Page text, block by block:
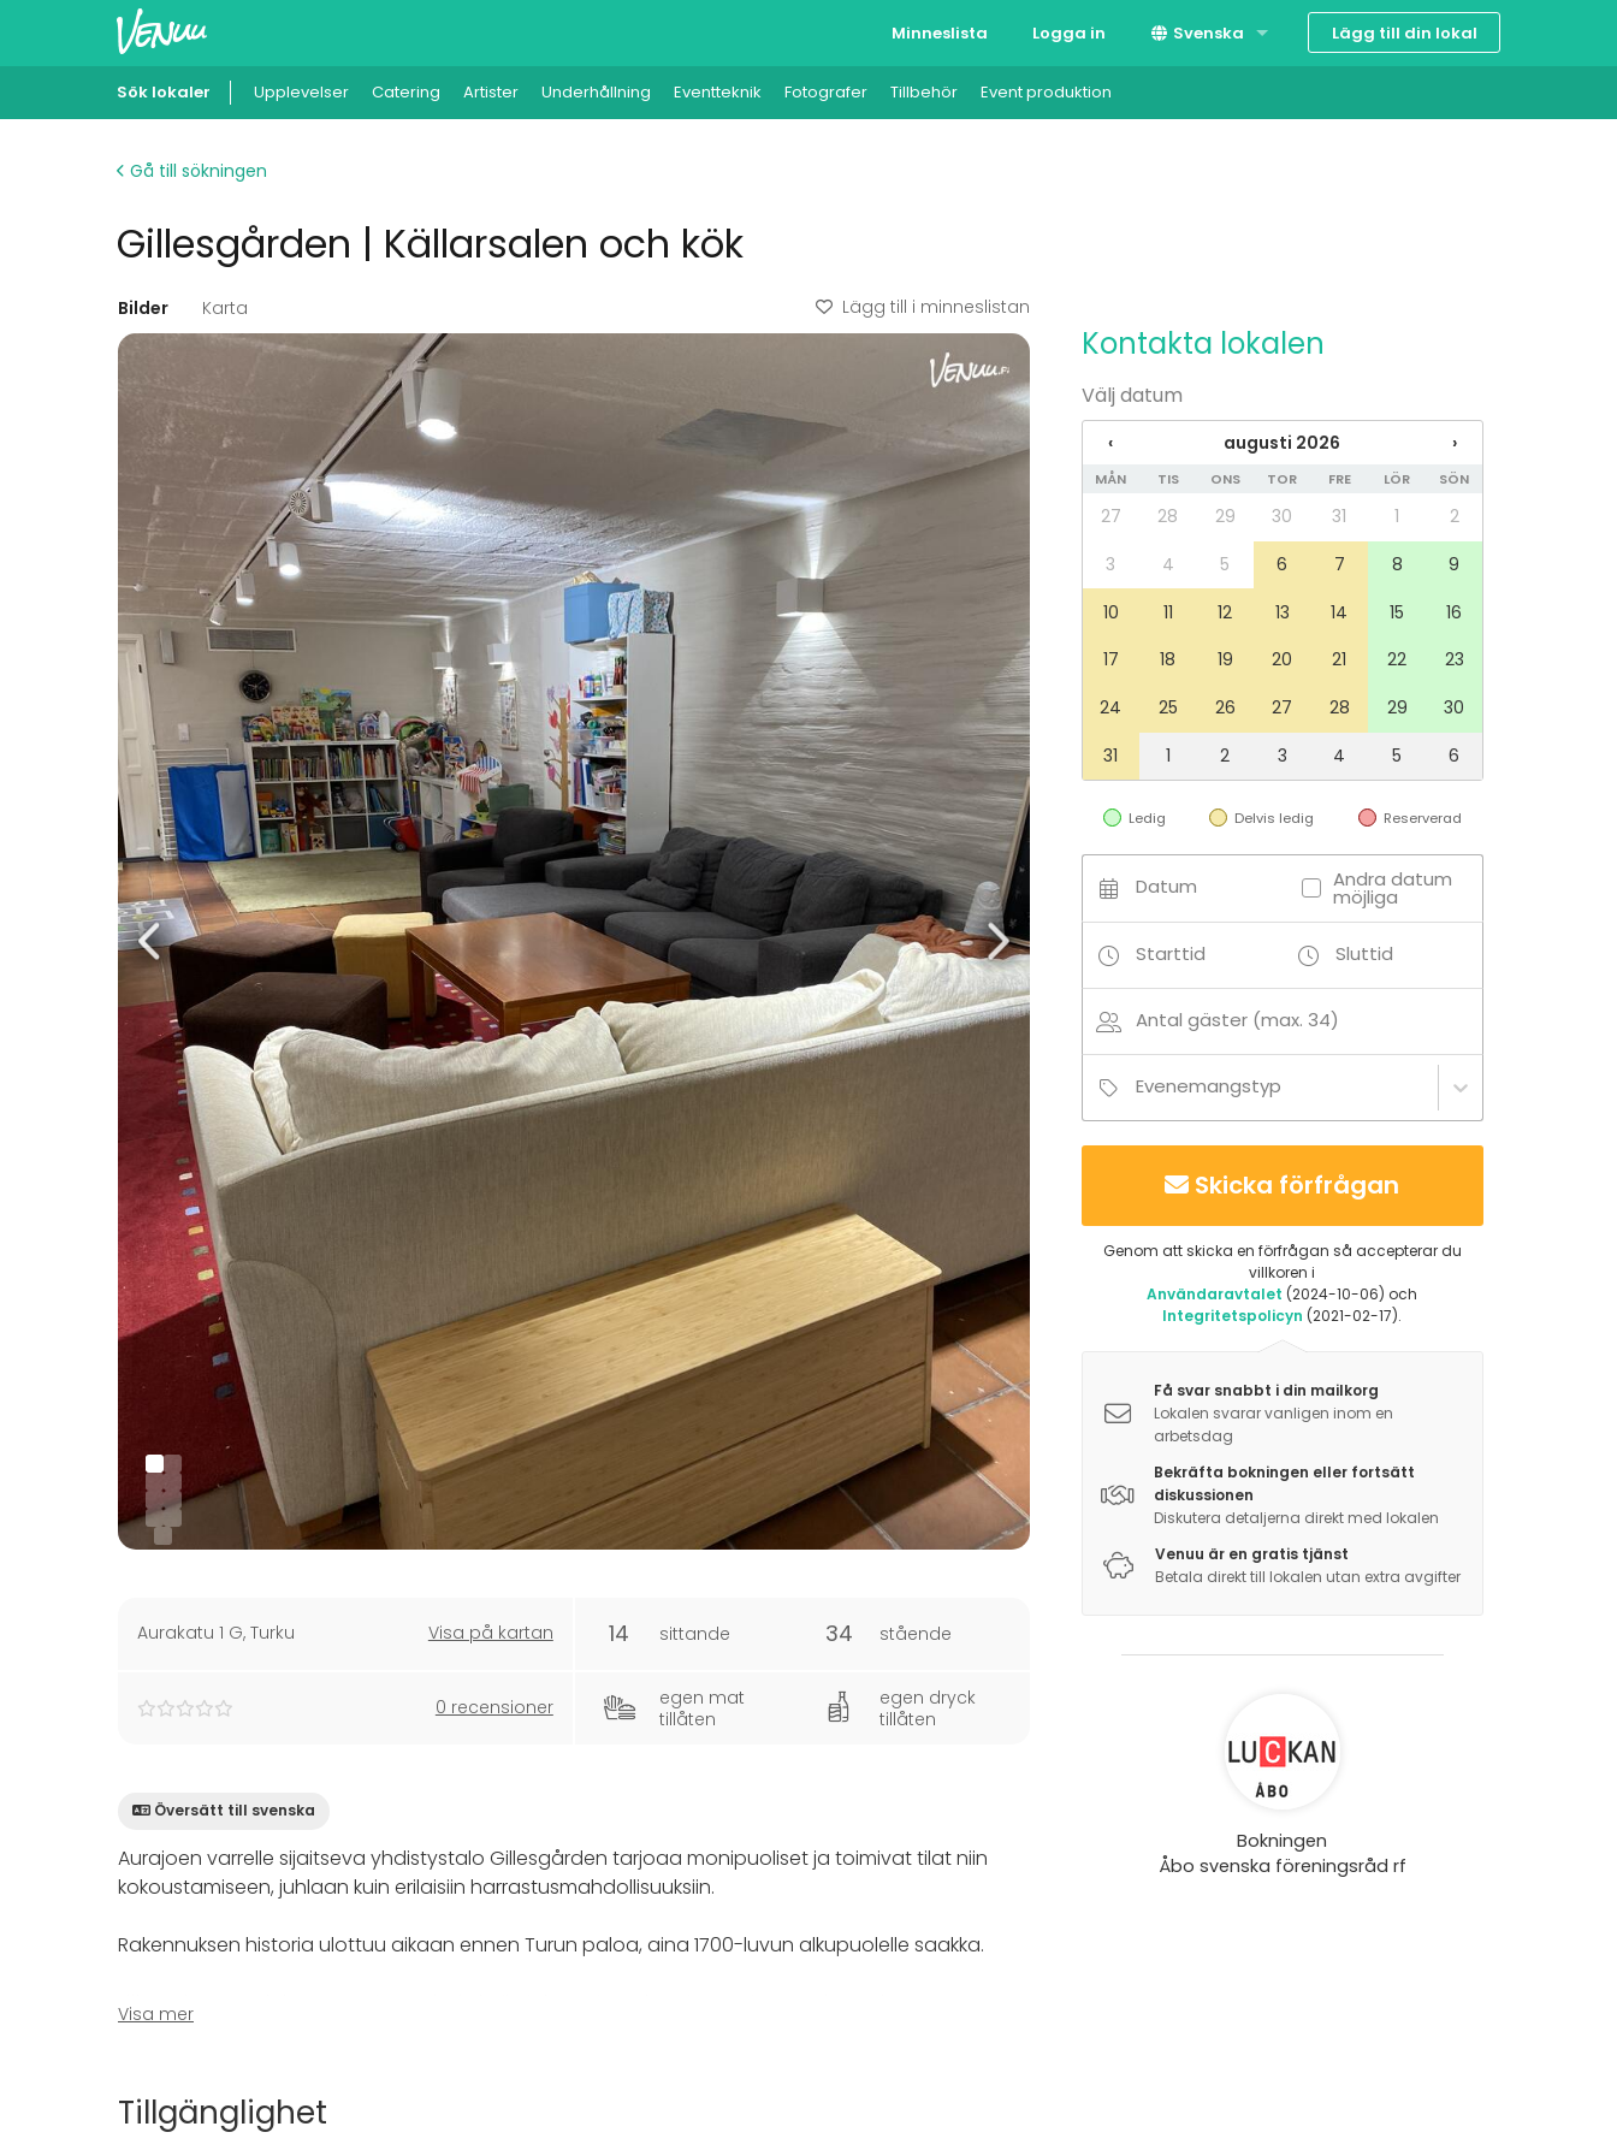
Minneslista Logga in Svenska Lägg till din lokal
Sök lokaler Upplevelser Catering Artister Underhållning Eventteknik Fotografer Tillbehör Event produktion
Gå till sökningen
Gillesgården | Källarsalen och kök
Bilder Karta Lägg till i minneslistan
Aurakatu 1 G, Turku Visa på kartan
0 recensioner
14 sittande 34 stående
egen mat
tillåten
egen dryck
tillåten
Översätt till svenska
Aurajoen varrelle sijaitseva yhdistystalo Gillesgården tarjoaa monipuoliset ja toimivat tilat niin
kokoustamiseen, juhlaan kuin erilaisiin harrastusmahdollisuuksiin.
Rakennuksen historia ulottuu aikaan ennen Turun paloa, aina 1700-luvun alkupuolelle saakka.
LillaLuckan
kellarikerroksessa.
Tähän tarkoitukseen sopii paremmin saman talon Gallerisalen-tila. LillaLuckan sopii hyvin esim.
Visa mer
Tillgänglighet
Kontakta lokalen
Välj datum
‹ augusti 2026 ›
MÅN TIS ONS TOR FRE LÖR SÖN
27 28 29 30 31 1
2
3
4 5 6 7 8
9
10
11 12 13 14 15
16
17
18 19 20 21 22
23
24
25 26 27 28 29
30
31
1 2 3 4 5 6
Ledig Delvis ledig Reserverad
Datum Andra datum
möjliga
Starttid Sluttid
Antal gäster (max. 34)
Evenemangstyp
Skicka förfrågan
Genom att skicka en förfrågan så accepterar du
villkoren i
Användaravtalet (2024-10-06) och
Integritetspolicyn (2021-02-17).
Få svar snabbt i din mailkorg
Lokalen svarar vanligen inom en
arbetsdag
Bekräfta bokningen eller fortsätt
diskussionen
Diskutera detaljerna direkt med lokalen
Venuu är en gratis tjänst
Betala direkt till lokalen utan extra avgifter
Bokningen
Åbo svenska föreningsråd rf